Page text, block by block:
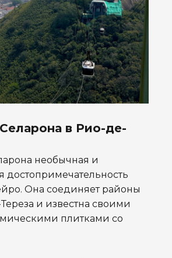
в Рио-де-
необычная и
достопримечательность
Она соединяет районы
и известна своими
плитками со